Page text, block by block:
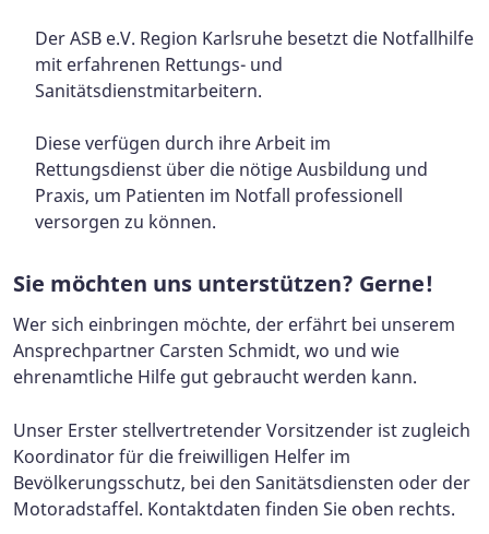
Der ASB e.V. Region Karlsruhe besetzt die Notfallhilfe
mit erfahrenen Rettungs- und
Sanitätsdienstmitarbeitern.
Diese verfügen durch ihre Arbeit im
Rettungsdienst über die nötige Ausbildung und
Praxis, um Patienten im Notfall professionell
versorgen zu können.
Sie möchten uns unterstützen? Gerne!
Wer sich einbringen möchte, der erfährt bei unserem
Ansprechpartner Carsten Schmidt, wo und wie
ehrenamtliche Hilfe gut gebraucht werden kann.
Unser Erster stellvertretender Vorsitzender ist zugleich
Koordinator für die freiwilligen Helfer im
Bevölkerungsschutz, bei den Sanitätsdiensten oder der
Motoradstaffel. Kontaktdaten finden Sie oben rechts.